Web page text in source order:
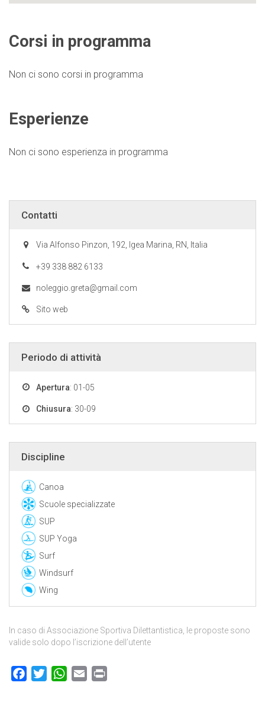
Corsi in programma
Non ci sono corsi in programma
Esperienze
Non ci sono esperienza in programma
Contatti
Via Alfonso Pinzon, 192, Igea Marina, RN, Italia
+39 338 882 6133
noleggio.greta@gmail.com
Sito web
Periodo di attività
Apertura: 01-05
Chiusura: 30-09
Discipline
Canoa
Scuole specializzate
SUP
SUP Yoga
Surf
Windsurf
Wing
In caso di Associazione Sportiva Dilettantistica, le proposte sono
valide solo dopo l’iscrizione dell’utente
FacebookTwitterWhatsApp
Email